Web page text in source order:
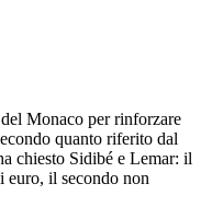
Monaco per rinforzare
quanto riferito dal
chiesto Sidibé e Lemar: il
euro, il secondo non